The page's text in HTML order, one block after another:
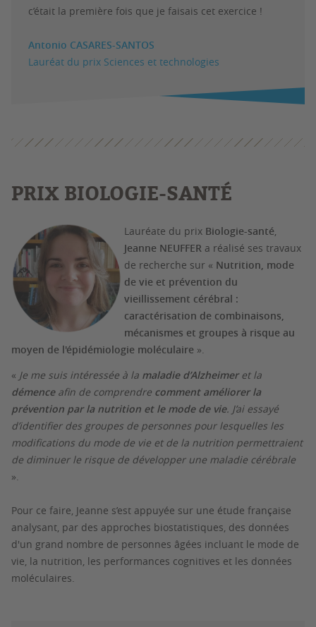
c’était la première fois que je faisais cet exercice !
Antonio CASARES-SANTOS
Lauréat du prix Sciences et technologies
PRIX BIOLOGIE-SANTÉ
Lauréate du prix Biologie-santé,
Jeanne NEUFFER a réalisé ses travaux
de recherche sur « Nutrition, mode
de vie et prévention du
vieillissement cérébral :
caractérisation de combinaisons,
mécanismes et groupes à risque au
moyen de l'épidémiologie moléculaire ».
« Je me suis intéressée à la maladie d’Alzheimeret la
démenceafin de comprendre comment améliorer la
prévention par la nutrition et le mode de vie. J’ai essayé
d’identifier des groupes de personnes pour lesquelles les
modifications du mode de vie et de la nutrition permettraient
de diminuer le risque de développer une maladie cérébrale
».
Pour ce faire, Jeanne s’est appuyée sur une étude française
analysant, par des approches biostatistiques, des données
d'un grand nombre de personnes âgées incluant le mode de
vie, la nutrition, les performances cognitives et les données
moléculaires.